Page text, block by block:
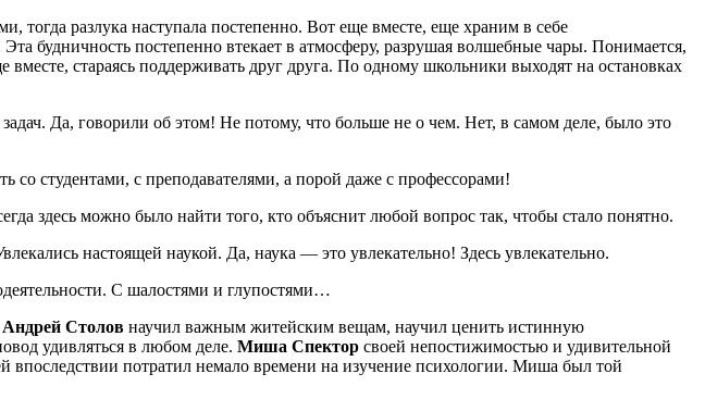
тогда разлука наступала постепенно. Вот еще вместе, еще храним в себе
будничность постепенно втекает в атмосферу, разрушая волшебные чары. Понимается,
стараясь поддерживать друг друга. По одному школьники выходят на остановках
Да, говорили об этом! Не потому, что больше не о чем. Нет, в самом деле, было это
студентами, с преподавателями, а порой даже с профессорами!
здесь можно было найти того, кто объяснит любой вопрос так, чтобы стало понятно.
настоящей наукой. Да, наука — это увлекательно! Здесь увлекательно.
С шалостями и глупостями…
Андрей Столов научил важным житейским вещам, научил ценить истинную
удивляться в любом деле. Миша Спектор своей непостижимостью и удивительной
впоследствии потратил немало времени на изучение психологии. Миша был той